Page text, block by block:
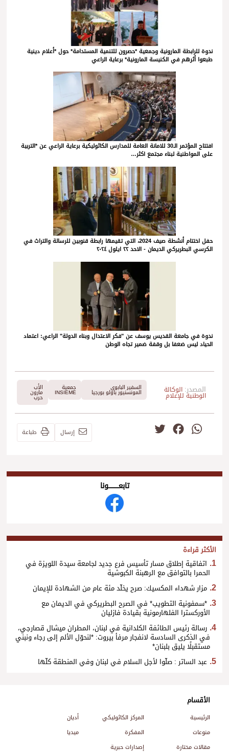
ندوة للرابطة المارونية وجمعية *حصرون للتنمية المستدامة* حول *أعلام دينية
طبعوا أثرهم في الكنيسة المارونية* برعاية الراعي
افتتاح المؤتمر الـ30 للامانة العامة للمدارس الكاثوليكية برعاية الراعي عن *التربية
على المواطنية لبناء مجتمع اكثر…
حفل اختتام أنشطة صيف 2024، التي تقيمها رابطة قنوبين للرسالة والتراث في
الكرسي البطريركي الديمان - الاحد ٢٢ ايلول ٢٠٢٤
ندوة في جامعة القديس يوسف عن "فكر الاعتدال وبناء الدولة" الراعي: اعتماد
الحياد ليس ضعفا بل وقفة ضمير تجاه الوطن
المصدر: الوكالة
الوطنية للإعلام
السفير البابوي
المونسنيور باولو بورجيا
جمعية
INSIEME
الأب
مارون
حرب
WhatsApp
Facebook إرسال طباعة
تابعــــــــــونا
الأكثر قراءة
اتفاقية إطلاق مسار تأسيس فرع جديد لجامعة سيدة اللويزة في
الحمرا بالتوافق مع الرهبنة الكبوشية
مزار شهداء المكسيك: صرح يخلّد مئة عام من الشهادة للإيمان
*سمفونية التطويب* في الصرح البطريركي في الديمان مع
الأوركسترا الفلهارمونية بقيادة فازليان
رسالة رئيس الطائفة الكلدانية في لبنان، المطران ميشال قصارجي،
في الذكرى السادسة لانفجار مرفأ بيروت: *لنحوّل الألم إلى رجاء ونبني
مستقبلًا يليق بلبنان*
عبد الساتر : صلّوا لأجل السلام في لبنان وفي المنطقة كلّها
الأقسام
الرئيسية المركز الكاثوليكي
أديان
منوعات
المفكرة
ميديا
مقالات مختارة
إصدارات حبرية